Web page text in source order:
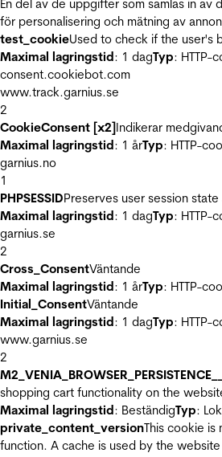
En del av de uppgifter som samlas in av
för personalisering och mätning av
test_cookieUsed to check if the user's
Maximal lagringstid: 1 dagTyp: HTTP-
consent.cookiebot.com
www.track.garnius.se
2
CookieConsent [x2]Indikerar
Maximal lagringstid: 1 årTyp: HTTP-
garnius.no
1
PHPSESSIDPreserves user session
Maximal lagringstid: 1 dagTyp: HTTP-
garnius.se
2
Cross_ConsentVäntande
Maximal lagringstid: 1 årTyp: HTTP-
Initial_ConsentVäntande
Maximal lagringstid: 1 dagTyp: HTTP-
www.garnius.se
2
shopping cart functionality on the
Maximal lagringstid: BeständigTyp:
private_content_versionThis cookie is
function. A cache is used by the